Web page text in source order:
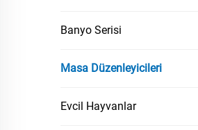
Banyo Serisi
Masa Düzenleyicileri
Evcil Hayvanlar